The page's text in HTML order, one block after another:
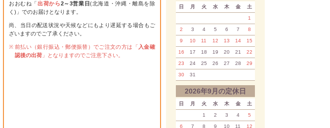
おおむね「出荷から2～3営業日(北海道・沖縄・離島を除
く)」でのお届けとなります。
尚、当日の配送状況や天候などにもより遅延する場合もご
ざいますのでご了承ください。
前払い（銀行振込・郵便振替）でご注文の方は「 入金確
認後の出荷 」となりますのでご注意下さい。
日 月 火 水 木 金 土
1
2 3 4 5 6 7 8
9 10 11 12 13 14 15
16 17 18 19 20 21 22
23 24 25 26 27 28 29
30 31
2026年9月の定休日
日 月 火 水 木 金 土
1 2 3 4 5
6 7 8 9 10 11 12